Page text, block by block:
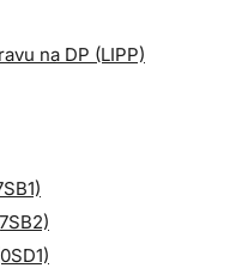
na DP (LIPP)